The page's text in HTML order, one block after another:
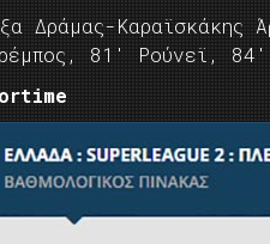
Δράμας-Καραϊσκάκης
81′ Ρούνεϊ, 84′